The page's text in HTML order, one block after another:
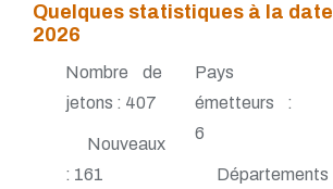
Quelques statistiques à la
2026
Nombre de
jetons : 407
Nouveaux
: 161
Pays
émetteurs :
6
Départements